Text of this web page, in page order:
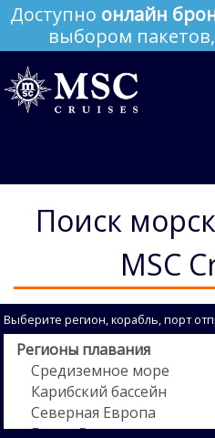
Доступно онлайн
выбором
Поиск
MSC
Выберите регион, корабль, порт